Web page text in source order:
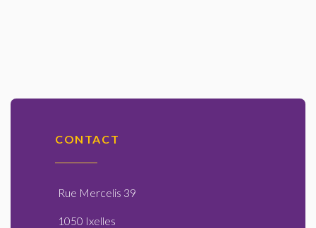
CONTACT
Rue Mercelis 39
1050 Ixelles